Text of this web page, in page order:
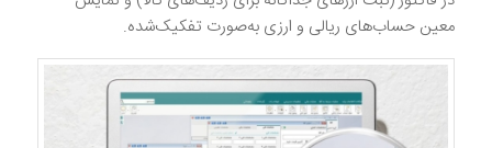
معین حساب‌های ریالی و ارزی به‌صورت تفکیک‌شده.